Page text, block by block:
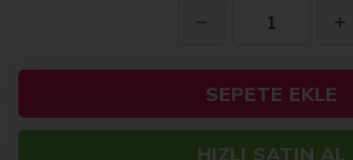
SEPETE EKLE
HIZLI SATIN AL